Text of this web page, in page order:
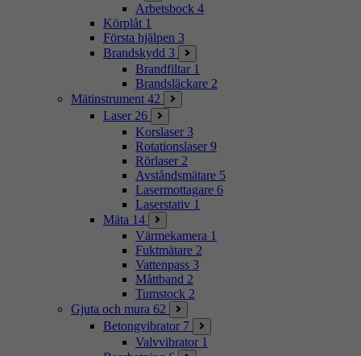
Arbetsbock 4
Körplåt 1
Första hjälpen 3
Brandskydd 3
Brandfiltar 1
Brandsläckare 2
Mätinstrument 42
Laser 26
Korslaser 3
Rotationslaser 9
Rörlaser 2
Avståndsmätare 5
Lasermottagare 6
Laserstativ 1
Mäta 14
Värmekamera 1
Fuktmätare 2
Vattenpass 3
Måttband 2
Tumstock 2
Gjuta och mura 62
Betongvibrator 7
Valvvibrator 1